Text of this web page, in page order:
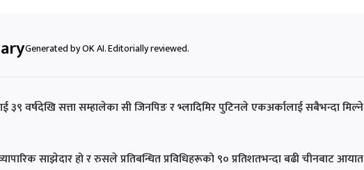
Generated by OK AI. Editorially reviewed.
वर्षदेखि सत्ता सम्हालेका सी जिनपिङ र भ्लादिमिर पुटिनले एकअर्कालाई सबैभन्दा मिल्ने
साझेदार हो र रुसले प्रतिबन्धित प्रविधिहरूको ९० प्रतिशतभन्दा बढी चीनबाट आयात